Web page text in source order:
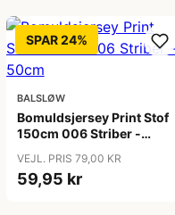
SPAR 24%
BALSLØW
Bomuldsjersey Print Stof
150cm 006 Striber -
VEJL. PRIS 79,00 KR
59,95 kr